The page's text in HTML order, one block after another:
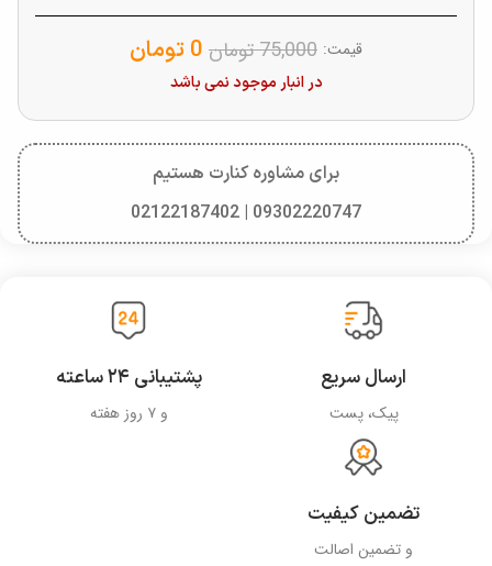
قیمت: 75,000تومان 0 تومان
در انبار موجود نمی باشد
برای مشاوره کنارت هستیم
09302220747 | 02122187402
ارسال سریع
پیک، پست
پشتیبانی ۲۴ ساعته
و ۷ روز هفته
تضمین کیفیت
و تضمین اصالت